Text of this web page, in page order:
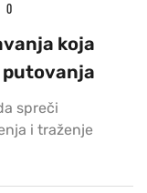
0
koja
spreči
i traženje